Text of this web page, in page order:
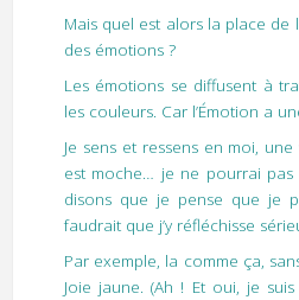
Mais quel est alors la place de
des émotions ?
Les émotions se diffusent à
les couleurs. Car l’Émotion a
Je sens et ressens en moi,
est moche… je ne pourrai
disons que je pense que je
faudrait que j’y réfléchisse
Par exemple, la comme ça,
Joie jaune. (Ah ! Et oui, je